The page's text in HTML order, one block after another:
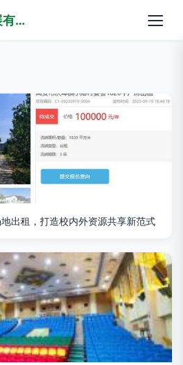
广州市盈森商贸发展有限公司
出租，打造校内外资源共享新范式